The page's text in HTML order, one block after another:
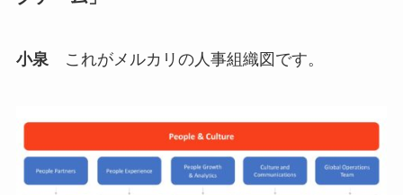
小泉 これがメルカリの人事組織図です。